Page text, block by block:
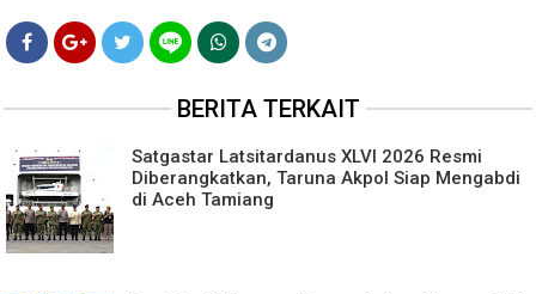
BERITA TERKAIT
Satgastar Latsitardanus XLVI 2026 Resmi
Diberangkatkan, Taruna Akpol Siap Mengabdi
di Aceh Tamiang